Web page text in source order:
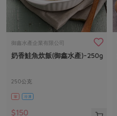
御鑫水產企業有限公司
奶香鮭魚炊飯(御鑫水產)-250g
250公克
葷 冷凍
$150